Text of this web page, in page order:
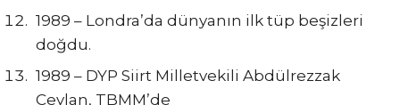
1989 – Londra’da dünyanın ilk tüp beşizleri
doğdu.
1989 – DYP Siirt Milletvekili Abdülrezzak
Ceylan, TBMM’de